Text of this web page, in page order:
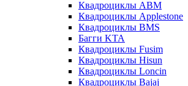
Квадроциклы ABM
Квадроциклы Applestone
Квадроциклы BMS
Багги KTA
Квадроциклы Fusim
Квадроциклы Hisun
Квадроциклы Loncin
Квадроциклы Bajaj